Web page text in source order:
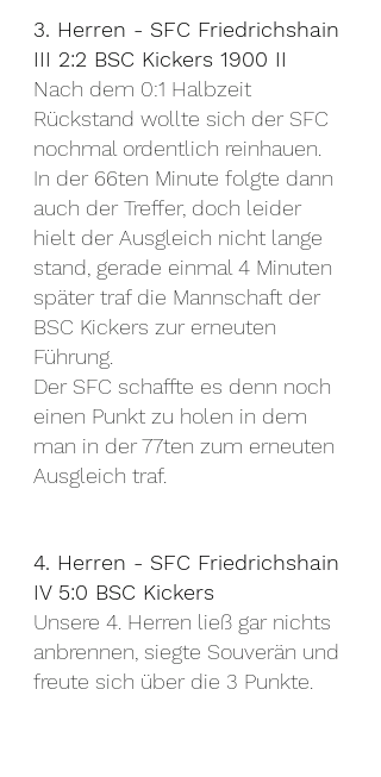
3. Herren - SFC Friedrichshain
III 2:2 BSC Kickers 1900 II
Nach dem 0:1 Halbzeit
Rückstand wollte sich der SFC
nochmal ordentlich reinhauen.
In der 66ten Minute folgte dann
auch der Treffer, doch leider
hielt der Ausgleich nicht lange
stand, gerade einmal 4 Minuten
später traf die Mannschaft der
BSC Kickers zur erneuten
Führung.
Der SFC schaffte es denn noch
einen Punkt zu holen in dem
man in der 77ten zum erneuten
Ausgleich traf.
4. Herren - SFC Friedrichshain
IV 5:0 BSC Kickers
Unsere 4. Herren ließ gar nichts
anbrennen, siegte Souverän und
freute sich über die 3 Punkte.